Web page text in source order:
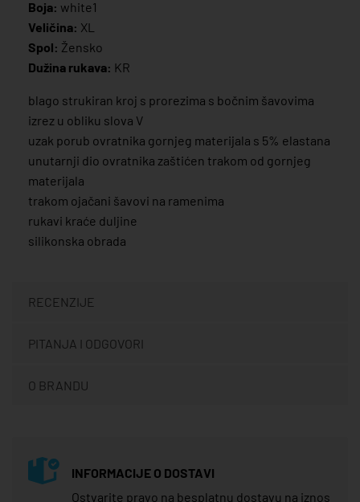
Boja: white1
Veličina: XL
Spol: Žensko
Dužina rukava: KR
blago strukiran kroj s prorezima s bočnim šavovima
izrez u obliku slova V
uzak porub ovratnika gornjeg materijala s 5% elastana
unutarnji dio ovratnika zaštićen trakom od gornjeg
materijala
trakom ojačani šavovi na ramenima
rukavi kraće duljine
silikonska obrada
RECENZIJE
PITANJA I ODGOVORI
O BRANDU
INFORMACIJE O DOSTAVI
Ostvarite pravo na besplatnu dostavu na iznos